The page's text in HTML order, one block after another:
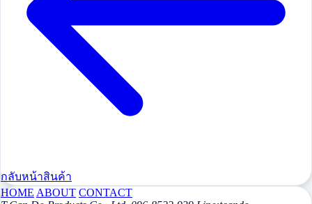
กลับหน้าสินค้า
HOME ABOUT CONTACT